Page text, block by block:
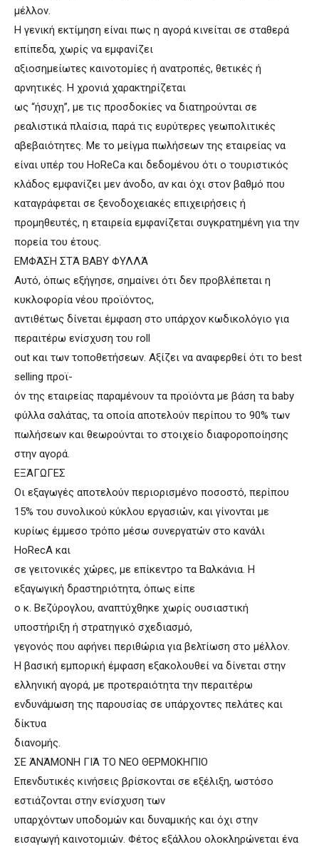
μέλλον.
Η γενική εκτίμηση είναι πως η αγορά κινείται σε σταθερά
επίπεδα, χωρίς να εμφανίζει
αξιοσημείωτες καινοτομίες ή ανατροπές, θετικές ή
αρνητικές. Η χρονιά χαρακτηρίζεται
ως “ήσυχη”, με τις προσδοκίες να διατηρούνται σε
ρεαλιστικά πλαίσια, παρά τις ευρύτερες γεωπολιτικές
αβεβαιότητες. Με το μείγμα πωλήσεων της εταιρείας να
είναι υπέρ του HoReCa και δεδομένου ότι ο τουριστικός
κλάδος εμφανίζει μεν άνοδο, αν και όχι στον βαθμό που
καταγράφεται σε ξενοδοχειακές επιχειρήσεις ή
προμηθευτές, η εταιρεία εμφανίζεται συγκρατημένη για την
πορεία του έτους.
ΕΜΦΆΣΗ ΣΤΆ BABY ΦΥΛΛΆ
Αυτό, όπως εξήγησε, σημαίνει ότι δεν προβλέπεται η
κυκλοφορία νέου προϊόντος,
αντιθέτως δίνεται έμφαση στο υπάρχον κωδικολόγιο για
περαιτέρω ενίσχυση του roll
out και των τοποθετήσεων. Αξίζει να αναφερθεί ότι το best
selling προϊ-
όν της εταιρείας παραμένουν τα προϊόντα με βάση τα baby
φύλλα σαλάτας, τα οποία αποτελούν περίπου το 90% των
πωλήσεων και θεωρούνται το στοιχείο διαφοροποίησης
στην αγορά.
ΕΞΆΓΩΓΕΣ
Οι εξαγωγές αποτελούν περιορισμένο ποσοστό, περίπου
15% του συνολικού κύκλου εργασιών, και γίνονται με
κυρίως έμμεσο τρόπο μέσω συνεργατών στο κανάλι
HoRecA και
σε γειτονικές χώρες, με επίκεντρο τα Βαλκάνια. Η
εξαγωγική δραστηριότητα, όπως είπε
ο κ. Βεζύρογλου, αναπτύχθηκε χωρίς ουσιαστική
υποστήριξη ή στρατηγικό σχεδιασμό,
γεγονός που αφήνει περιθώρια για βελτίωση στο μέλλον.
Η βασική εμπορική έμφαση εξακολουθεί να δίνεται στην
ελληνική αγορά, με προτεραιότητα την περαιτέρω
ενδυνάμωση της παρουσίας σε υπάρχοντες πελάτες και
δίκτυα
διανομής.
ΣΕ ΆΝΆΜΟΝΗ ΓΙΆ ΤΟ ΝΕΟ ΘΕΡΜΟΚΗΠΙΟ
Επενδυτικές κινήσεις βρίσκονται σε εξέλιξη, ωστόσο
εστιάζονται στην ενίσχυση των
υπαρχόντων υποδομών και δυναμικής και όχι στην
εισαγωγή καινοτομιών. Φέτος εξάλλου ολοκληρώνεται ένα